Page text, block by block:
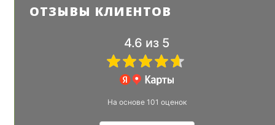
ОТЗЫВЫ КЛИЕНТОВ
4.6 из 5
На основе 101 оценок